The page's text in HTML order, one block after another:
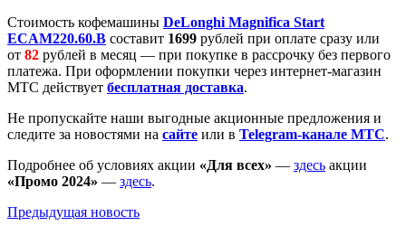
Стоимость кофемашины DeLonghi Magnifica Start
ECAM220.60.B составит 1699 рублей при оплате сразу или
от 82 рублей в месяц — при покупке в рассрочку без первого
платежа. При оформлении покупки через интернет-магазин
МТС действует бесплатная доставка.
Не пропускайте наши выгодные акционные предложения и
следите за новостями на сайте или в Telegram-канале МТС.
Подробнее об условиях акции «Для всех» — здесь акции
«Промо 2024» — здесь.
Предыдущая новость